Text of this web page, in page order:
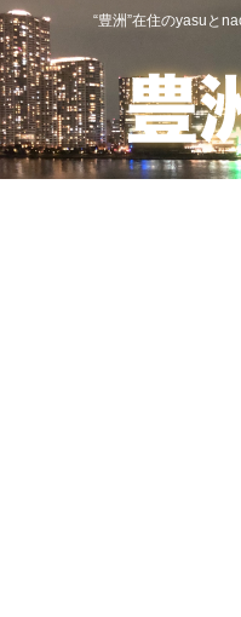
“豊洲”在住のyasuと